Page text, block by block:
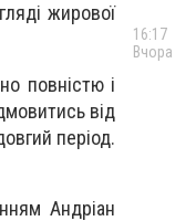
жирової
повністю і
від
період.
Андріан
16:17
Вчора